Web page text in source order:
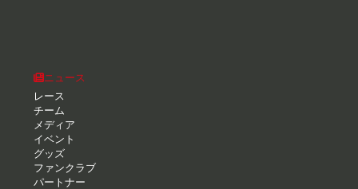
ニュース
レース
チーム
メディア
イベント
グッズ
ファンクラブ
パートナー